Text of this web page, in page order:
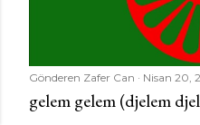
Gönderen Zafer Can Nisan 20,
gelem gelem (djelem